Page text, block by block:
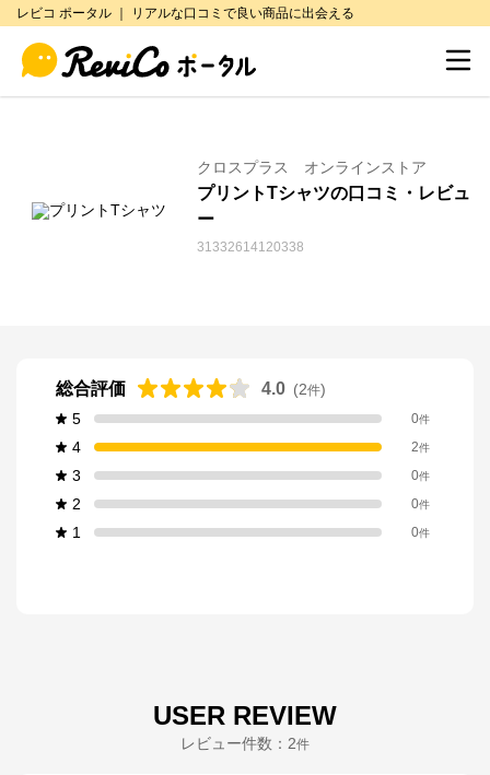
レビコ ポータル ｜ リアルな口コミで良い商品に出会える
クロスプラス オンラインストア
プリントTシャツの口コミ・レビュ
ー
31332614120338
総合評価 4.0 (2件)
5
0件
4 2件
3 0件
2 0件
1 0件
USER REVIEW
レビュー件数： 2件